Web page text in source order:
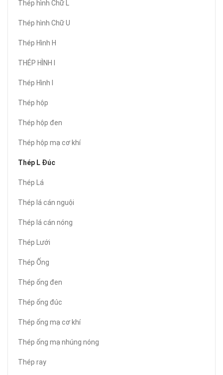
Thép hình Chữ L
Thép hình Chữ U
Thép Hình H
THÉP HÌNH I
Thép Hình I
Thép hộp
Thép hộp đen
Thép hộp mạ cơ khí
Thép L Đúc
Thép Lá
Thép lá cán nguội
Thép lá cán nóng
Thép Lưới
Thép Ống
Thép ống đen
Thép ống đúc
Thép ống mạ cơ khí
Thép ống mạ nhúng nóng
Thép ray